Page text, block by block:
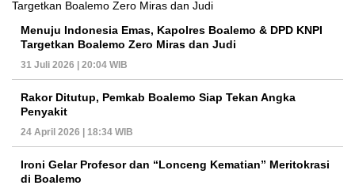
Menuju Indonesia Emas, Kapolres Boalemo & DPD KNPI
Targetkan Boalemo Zero Miras dan Judi
31 Juli 2026 | 20:04 WIB
Rakor Ditutup, Pemkab Boalemo Siap Tekan Angka
Penyakit
24 April 2026 | 18:34 WIB
Ironi Gelar Profesor dan “Lonceng Kematian” Meritokrasi
di Boalemo